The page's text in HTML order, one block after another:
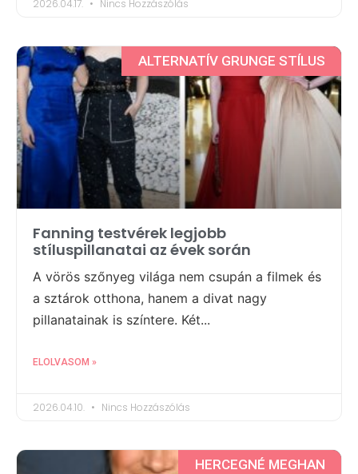
2026.04.17. Nincs Hozzászólás
ALTERNATÍV GRUNGE STÍLUS
Fanning testvérek legjobb
stíluspillanatai az évek során
A vörös szőnyeg világa nem csupán a filmek és
a sztárok otthona, hanem a divat nagy
pillanatainak is színtere. Két...
ELOLVASOM »
2026.04.10. Nincs Hozzászólás
HERCEGNÉ MEGHAN